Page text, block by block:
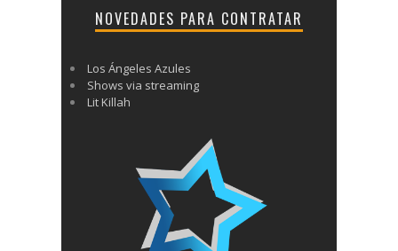
NOVEDADES PARA CONTRATAR
Los Ángeles Azules
Shows via streaming
Lit Killah